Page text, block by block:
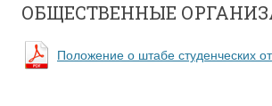
ОБЩЕСТВЕННЫЕ
Положение о штабе студенческих